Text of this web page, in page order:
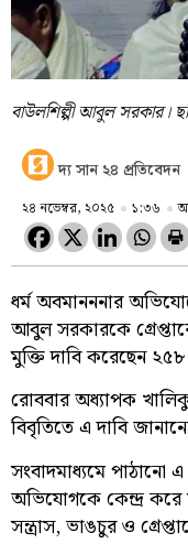
বাউলশিল্পী আবুল সরকার।
দ্য সান ২৪ প্রতিবেদন
২৪ নভেম্বর, ২০২৫ ১:৩৬
ধর্ম অবমানননার
আবুল সরকারকে
মুক্তি দাবি করেছেন
রোববার অধ্যাপক
বিবৃতিতে এ দাবি
সংবাদমাধ্যমে পাঠানো
অভিযোগকে কেন্দ্র করে
সন্ত্রাস, ভাঙচুর ও